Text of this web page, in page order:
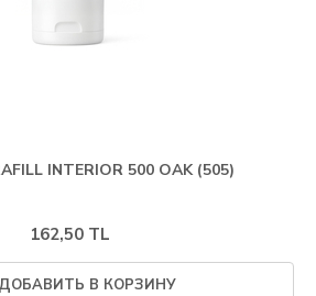
INTERIOR 500 OAK (505)
162,50 TL
ДОБАВИТЬ В КОРЗИНУ